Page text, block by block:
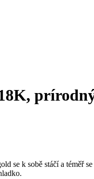
se k sobě stáčí a téměř